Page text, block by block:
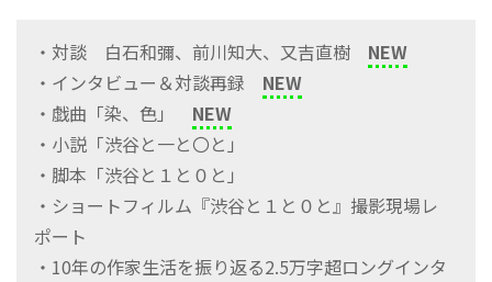
・対談 白石和彌、前川知大、又吉直樹 NEW
・インタビュー＆対談再録 NEW
・戯曲「染、色」 NEW
・小説「渋谷と一と〇と」
・脚本「渋谷と１と０と」
・ショートフィルム『渋谷と１と０と』撮影現場レ
ポート
・10年の作家生活を振り返る2.5万字超ロングインタ